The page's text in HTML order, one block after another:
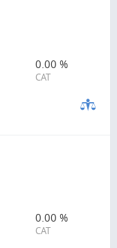
0.00 %
CAT
0.00 %
CAT